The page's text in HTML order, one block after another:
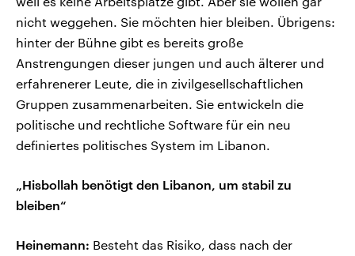
nicht weggehen. Sie möchten hier bleiben. Übrigens:
hinter der Bühne gibt es bereits große
Anstrengungen dieser jungen und auch älterer und
erfahrenerer Leute, die in zivilgesellschaftlichen
Gruppen zusammenarbeiten. Sie entwickeln die
politische und rechtliche Software für ein neu
definiertes politisches System im Libanon.
„Hisbollah benötigt den Libanon, um stabil zu
bleiben“
Heinemann: Besteht das Risiko, dass nach der